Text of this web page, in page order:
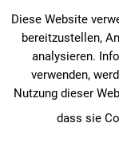
Inhalt
springen
Diese Website
bereitzustellen,
analysieren.
verwenden,
Nutzung dieser
dass sie